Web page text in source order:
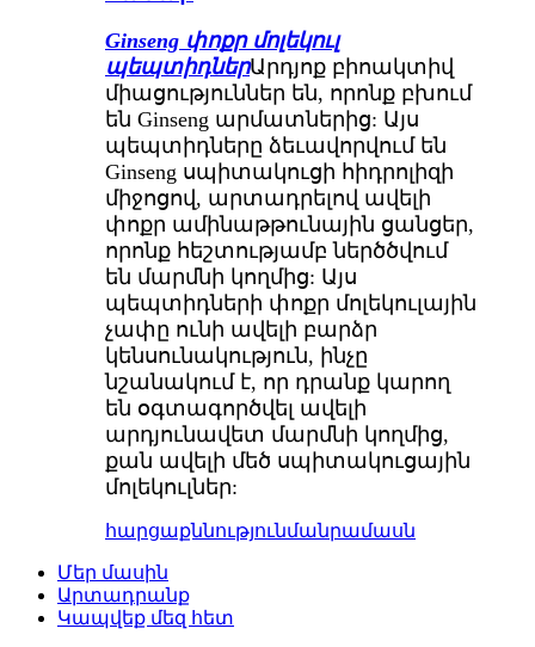
Ginseng փոքր մոլեկուլ
պեպտիդներԱրդյոք բիոակտիվ
միացություններ են, որոնք բխում
են Ginseng արմատներից: Այս
պեպտիդները ձեւավորվում են
Ginseng սպիտակուցի հիդրոլիզի
միջոցով, արտադրելով ավելի
փոքր ամինաթթունային ցանցեր,
որոնք հեշտությամբ ներծծվում
են մարմնի կողմից: Այս
պեպտիդների փոքր մոլեկուլային
չափը ունի ավելի բարձր
կենսունակություն, ինչը
նշանակում է, որ դրանք կարող
են օգտագործվել ավելի
արդյունավետ մարմնի կողմից,
քան ավելի մեծ սպիտակուցային
մոլեկուլներ:
հարցաքննությունմանրամասն
Մեր մասին
Արտադրանք
Կապվեք մեզ հետ